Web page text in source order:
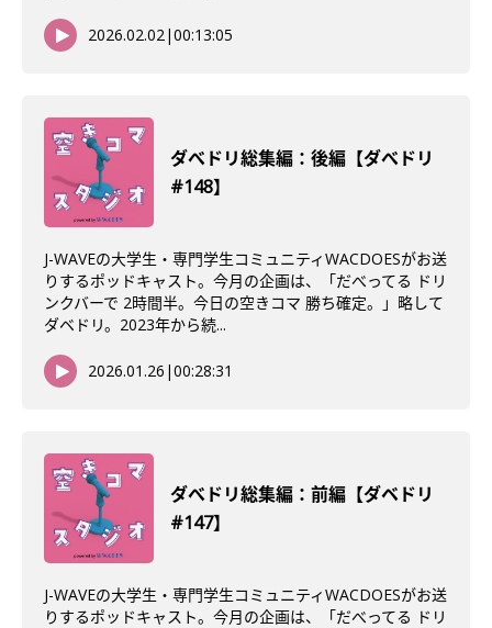
2026.02.02|00:13:05
ダべドリ総集編：後編【ダべドリ
#148】
J-WAVEの大学生・専門学生コミュニティWACDOESがお送
りするポッドキャスト。今月の企画は、「だべってる ドリ
ンクバーで 2時間半。今日の空きコマ 勝ち確定。」略して
ダベドリ。2023年から続...
2026.01.26 |00:28:31
ダべドリ総集編：前編【ダベドリ
#147】
J-WAVEの大学生・専門学生コミュニティWACDOESがお送
りするポッドキャスト。今月の企画は、「だべってる ドリ